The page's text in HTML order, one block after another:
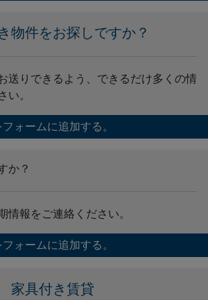
物件をお探しですか？
送りできるよう、できるだけ多くの情
。
フォームに追加する。
か？
報をご連絡ください。
フォームに追加する。
家具付き賃貸